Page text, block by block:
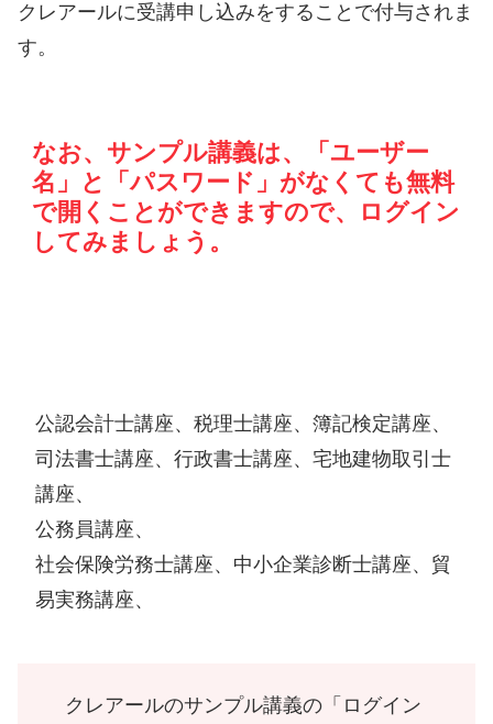
クレアールに受講申し込みをすることで付与されま
す。
なお、サンプル講義は、「ユーザー
名」と「パスワード」がなくても無料
で開くことができますので、ログイン
してみましょう。
公認会計士講座、税理士講座、簿記検定講座、
司法書士講座、行政書士講座、宅地建物取引士
講座、
公務員講座、
社会保険労務士講座、中小企業診断士講座、貿
易実務講座、
クレアールのサンプル講義の「ログイン